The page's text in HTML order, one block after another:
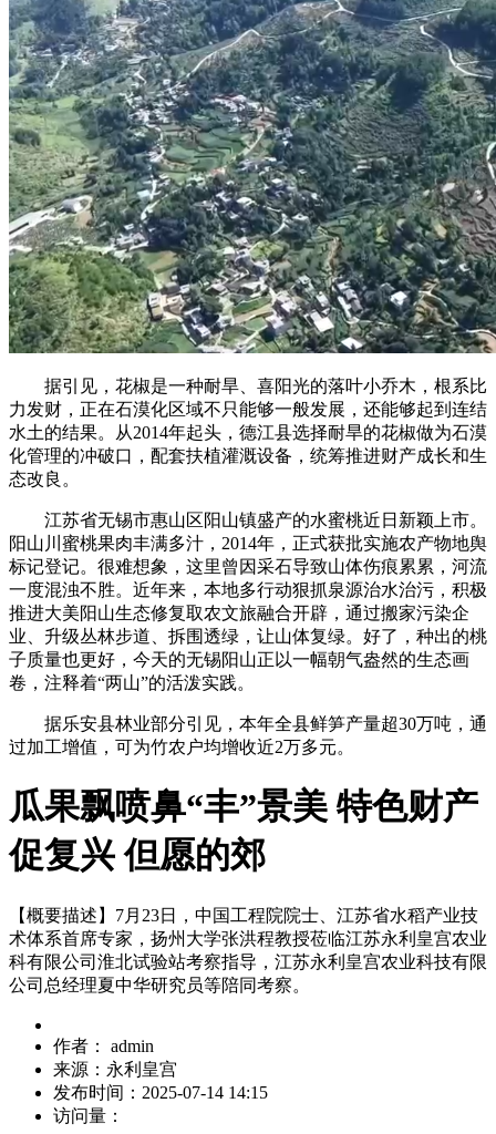
据引见，花椒是一种耐旱、喜阳光的落叶小乔木，根系比
力发财，正在石漠化区域不只能够一般发展，还能够起到连结
水土的结果。从2014年起头，德江县选择耐旱的花椒做为石漠
化管理的冲破口，配套扶植灌溉设备，统筹推进财产成长和生
态改良。
江苏省无锡市惠山区阳山镇盛产的水蜜桃近日新颖上市。
阳山川蜜桃果肉丰满多汁，2014年，正式获批实施农产物地舆
标记登记。很难想象，这里曾因采石导致山体伤痕累累，河流
一度混浊不胜。近年来，本地多行动狠抓泉源治水治污，积极
推进大美阳山生态修复取农文旅融合开辟，通过搬家污染企
业、升级丛林步道、拆围透绿，让山体复绿。好了，种出的桃
子质量也更好，今天的无锡阳山正以一幅朝气盎然的生态画
卷，注释着“两山”的活泼实践。
据乐安县林业部分引见，本年全县鲜笋产量超30万吨，通
过加工增值，可为竹农户均增收近2万多元。
瓜果飘喷鼻“丰”景美 特色财产
促复兴 但愿的郊
【概要描述】 7月23日，中国工程院院士、江苏省水稻产业技
术体系首席专家，扬州大学张洪程教授莅临江苏永利皇宫农业
科有限公司淮北试验站考察指导，江苏永利皇宫农业科技有限
公司总经理夏中华研究员等陪同考察。
作者：
admin
来源： 永利皇宫
发布时间： 2025-07-14 14:15
访问量：